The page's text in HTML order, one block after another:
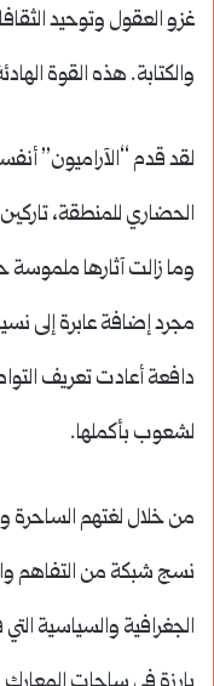
غزو العقول وتوحيد
والكتابة. هذه القوة
لقد قدم “الآراميون”
الحضاري للمنطقة،
وما زالت آثارها ملموسة
مجرد إضافة عابرة إلى
دافعة أعادت تعريف
لشعوب بأكملها.
من خلال لغتهم الساحرة
نسج شبكة من التفاهم
الجغرافية والسياسية